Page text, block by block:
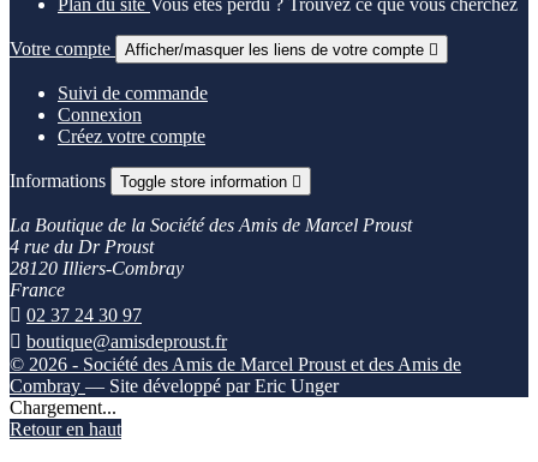
Plan du site Vous êtes perdu ? Trouvez ce que vous cherchez
Votre compte Afficher/masquer les liens de votre compte 
Suivi de commande
Connexion
Créez votre compte
Informations Toggle store information 
La Boutique de la Société des Amis de Marcel Proust
4 rue du Dr Proust
28120 Illiers-Combray
France
 02 37 24 30 97
 boutique@amisdeproust.fr
© 2026 - Société des Amis de Marcel Proust et des Amis de
Combray — Site développé par Eric Unger
Chargement...
Retour en haut